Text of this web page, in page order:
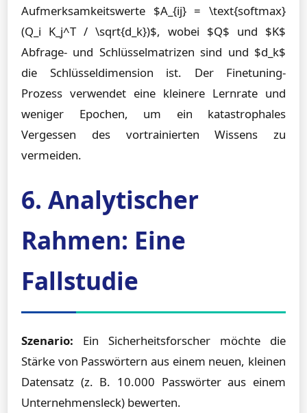
Aufmerksamkeitswerte $A_{ij} = \text{softmax}
(Q_i K_j^T / \sqrt{d_k})$, wobei $Q$ und $K$
Abfrage- und Schlüsselmatrizen sind und $d_k$
die Schlüsseldimension ist. Der Finetuning-
Prozess verwendet eine kleinere Lernrate und
weniger Epochen, um ein katastrophales
Vergessen des vortrainierten Wissens zu
vermeiden.
6. Analytischer
Rahmen: Eine
Fallstudie
Szenario: Ein Sicherheitsforscher möchte die
Stärke von Passwörtern aus einem neuen, kleinen
Datensatz (z. B. 10.000 Passwörter aus einem
Unternehmensleck) bewerten.